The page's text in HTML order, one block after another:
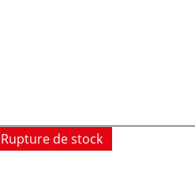
Rupture de stock